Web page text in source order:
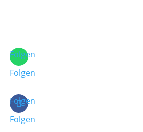
Folgen
Folgen
Folgen
Folgen